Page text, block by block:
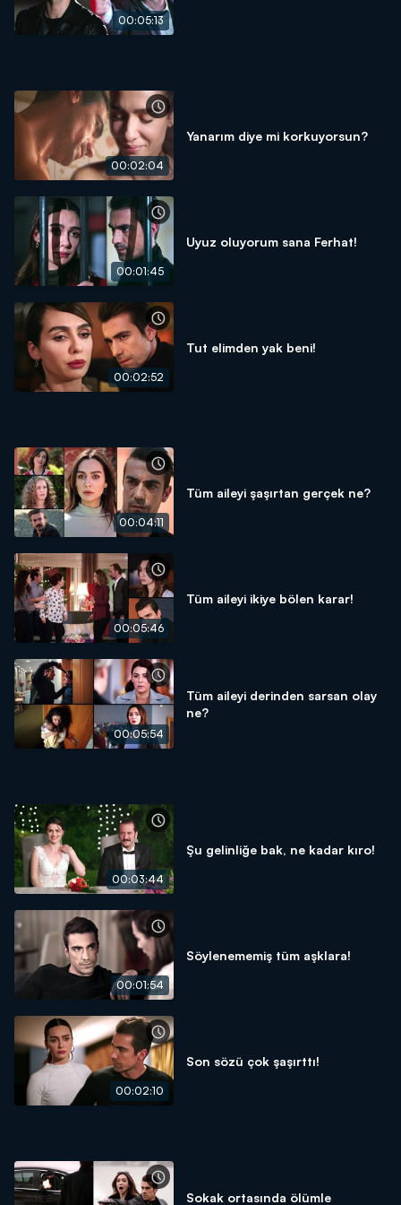
00:05:13
00:02:04
Yanarım diye mi korkuyorsun?
00:01:45
Uyuz oluyorum sana Ferhat!
00:02:52
Tut elimden yak beni!
00:04:11
Tüm aileyi şaşırtan gerçek ne?
00:05:46
Tüm aileyi ikiye bölen karar!
00:05:54
Tüm aileyi derinden sarsan olay
ne?
00:03:44
Şu gelinliğe bak, ne kadar kıro!
00:01:54
Söylenememiş tüm aşklara!
00:02:10
Son sözü çok şaşırttı!
Sokak ortasında ölümle